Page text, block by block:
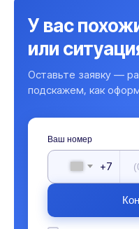
У вас
или
Оставьте заявку —
подскажем, как
Ваш номер
+7